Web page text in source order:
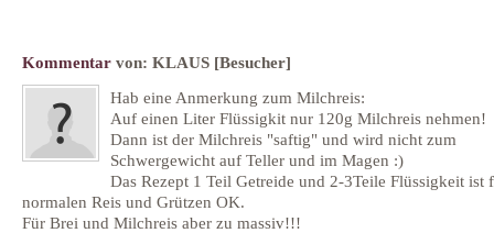
Kommentar von: KLAUS [Besucher]
Hab eine Anmerkung zum Milchreis:
Auf einen Liter Flüssigkit nur 120g Milchreis nehmen!
Dann ist der Milchreis "saftig" und wird nicht zum
Schwergewicht auf Teller und im Magen :)
Das Rezept 1 Teil Getreide und 2-3Teile Flüssigkeit ist
normalen Reis und Grützen OK.
Für Brei und Milchreis aber zu massiv!!!